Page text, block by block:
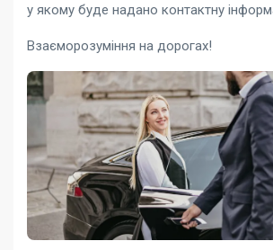
у якому буде надано контактну
Взаєморозуміння на дорогах!